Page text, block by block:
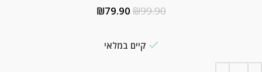
₪99.90
₪79.90
קיים במלאי